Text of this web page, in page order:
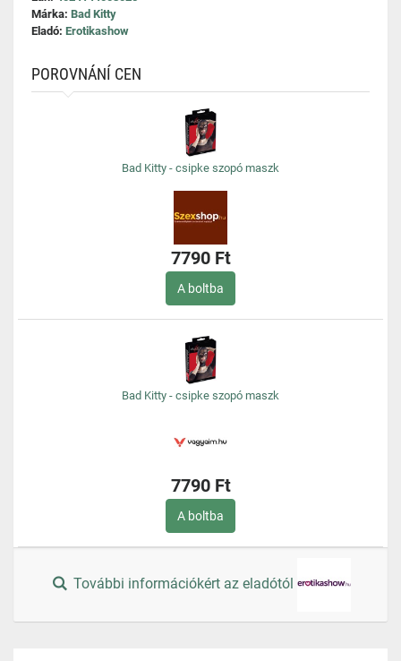
Márka: Bad Kitty
Eladó: Erotikashow
POROVNÁNÍ CEN
Bad Kitty - csipke szopó maszk
7790 Ft
A boltba
Bad Kitty - csipke szopó maszk
7790 Ft
A boltba
További információkért az eladótól